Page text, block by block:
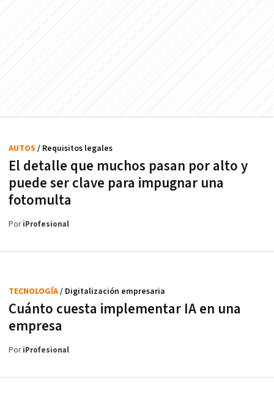
El detalle que muchos pasan por alto y
puede ser clave para impugnar una
fotomulta
AUTOS / Requisitos legales
PoriProfesional
Cuánto cuesta implementar IA en una
empresa
TECNOLOGÍA/ Digitalización empresaria
PoriProfesional